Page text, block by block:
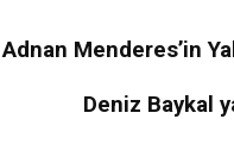
Adnan Menderes’in
Deniz Baykal